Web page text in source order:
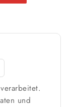
und